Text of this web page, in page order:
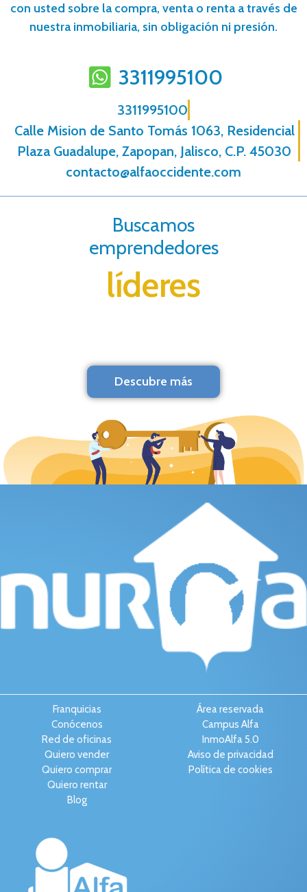
con usted sobre la compra, venta o renta a través de
nuestra inmobiliaria, sin obligación ni presión.
3311995100
3311995100
Calle Mision de Santo Tomás 1063, Residencial
Plaza Guadalupe, Zapopan, Jalisco, C.P. 45030
contacto@alfaoccidente.com
Buscamos
emprendedores
líderes
Descubre más
Franquicias
Conócenos
Red de oficinas
Quiero vender
Quiero comprar
Quiero rentar
Blog
Área reservada
Campus Alfa
InmoAlfa 5.0
Aviso de privacidad
Política de cookies